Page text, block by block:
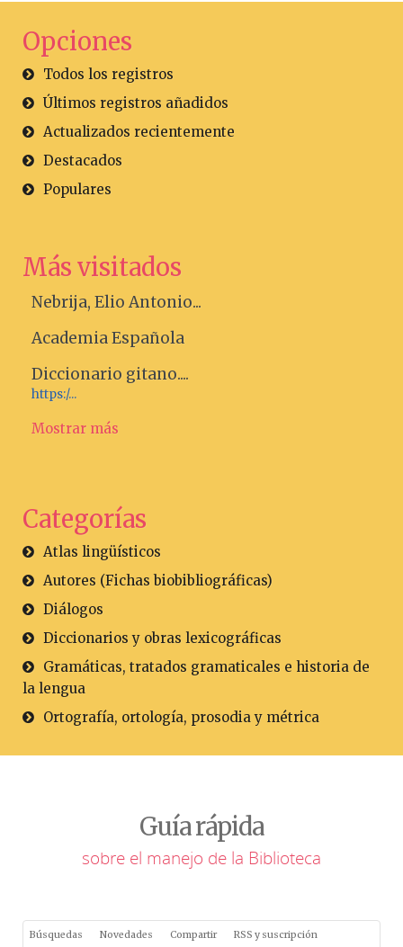
Opciones
Todos los registros
Últimos registros añadidos
Actualizados recientemente
Destacados
Populares
Más visitados
Nebrija, Elio Antonio...
Academia Española
Diccionario gitano....
https:/...
Mostrar más
Categorías
Atlas lingüísticos
Autores (Fichas biobibliográficas)
Diálogos
Diccionarios y obras lexicográficas
Gramáticas, tratados gramaticales e historia de
la lengua
Ortografía, ortología, prosodia y métrica
Guía rápida
sobre el manejo de la Biblioteca
Búsquedas Novedades Compartir RSS y suscripción